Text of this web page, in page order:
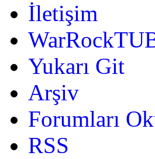
İletişim
Yukarı Git
Arşiv
Forumları
RSS